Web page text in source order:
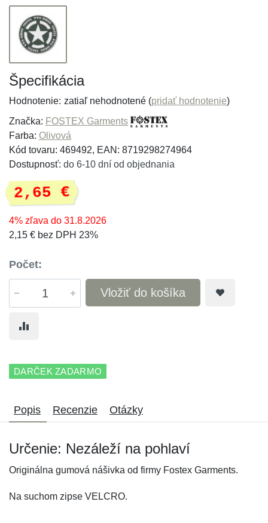
Špecifikácia
Hodnotenie: zatiaľ nehodnotené (pridať hodnotenie)
Značka: FOSTEX Garments
Farba: Olivová
Kód tovaru: 469492, EAN: 8719298274964
Dostupnosť: do 6-10 dní od objednania
2,65 €
4% zľava do 31.8.2026
2,15 € bez DPH 23%
Počet:
Vložiť do košíka
DARČEK ZADARMO
Popis Recenzie Otázky
Určenie: Nezáleží na pohlaví
Originálna gumová nášivka od firmy Fostex Garments.
Na suchom zipse VELCRO.